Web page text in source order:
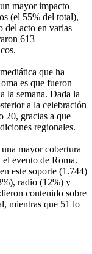
mayor impacto
(el 55% del total),
del acto en varias
613
que ha
es que fueron
la semana. Dada la
a la celebración
20, gracias a que
regionales.
mayor cobertura
el evento de Roma.
este soporte (1.744)
radio (12%) y
contenido sobre
mientras que 51 lo